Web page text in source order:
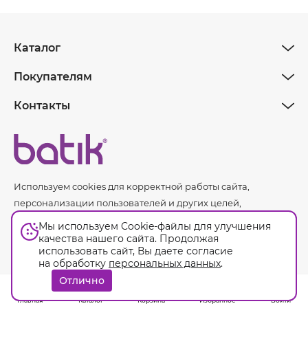
Используем cookies для корректной работы сайта,
персонализации пользователей и других целей,
данных.
Каталог
Покупателям
Контакты
© Batik. 2026. Все права защищены.
Оферта
Мы используем Cookie-файлы для улучшения
качества нашего сайта. Продолжая
использовать сайт, Вы даете согласие
на обработку персональных данных.
Отлично
Главная Каталог Корзина Избранное Войти